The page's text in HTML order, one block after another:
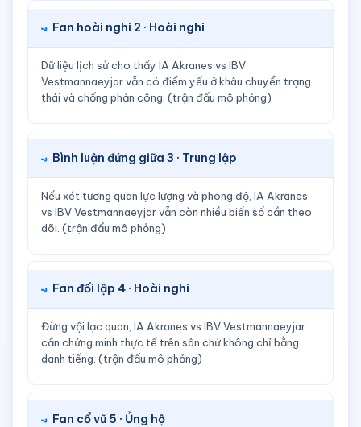
Fan hoài nghi 2 · Hoài nghi
Dữ liệu lịch sử cho thấy IA Akranes vs IBV
Vestmannaeyjar vẫn có điểm yếu ở khâu chuyển trạng
thái và chống phản công. (trận đấu mô phỏng)
Bình luận đứng giữa 3 · Trung lập
Nếu xét tương quan lực lượng và phong độ, IA Akranes
vs IBV Vestmannaeyjar vẫn còn nhiều biến số cần theo
dõi. (trận đấu mô phỏng)
Fan đối lập 4 · Hoài nghi
Đừng vội lạc quan, IA Akranes vs IBV Vestmannaeyjar
cần chứng minh thực tế trên sân chứ không chỉ bằng
danh tiếng. (trận đấu mô phỏng)
Fan cổ vũ 5 · Ủng hộ